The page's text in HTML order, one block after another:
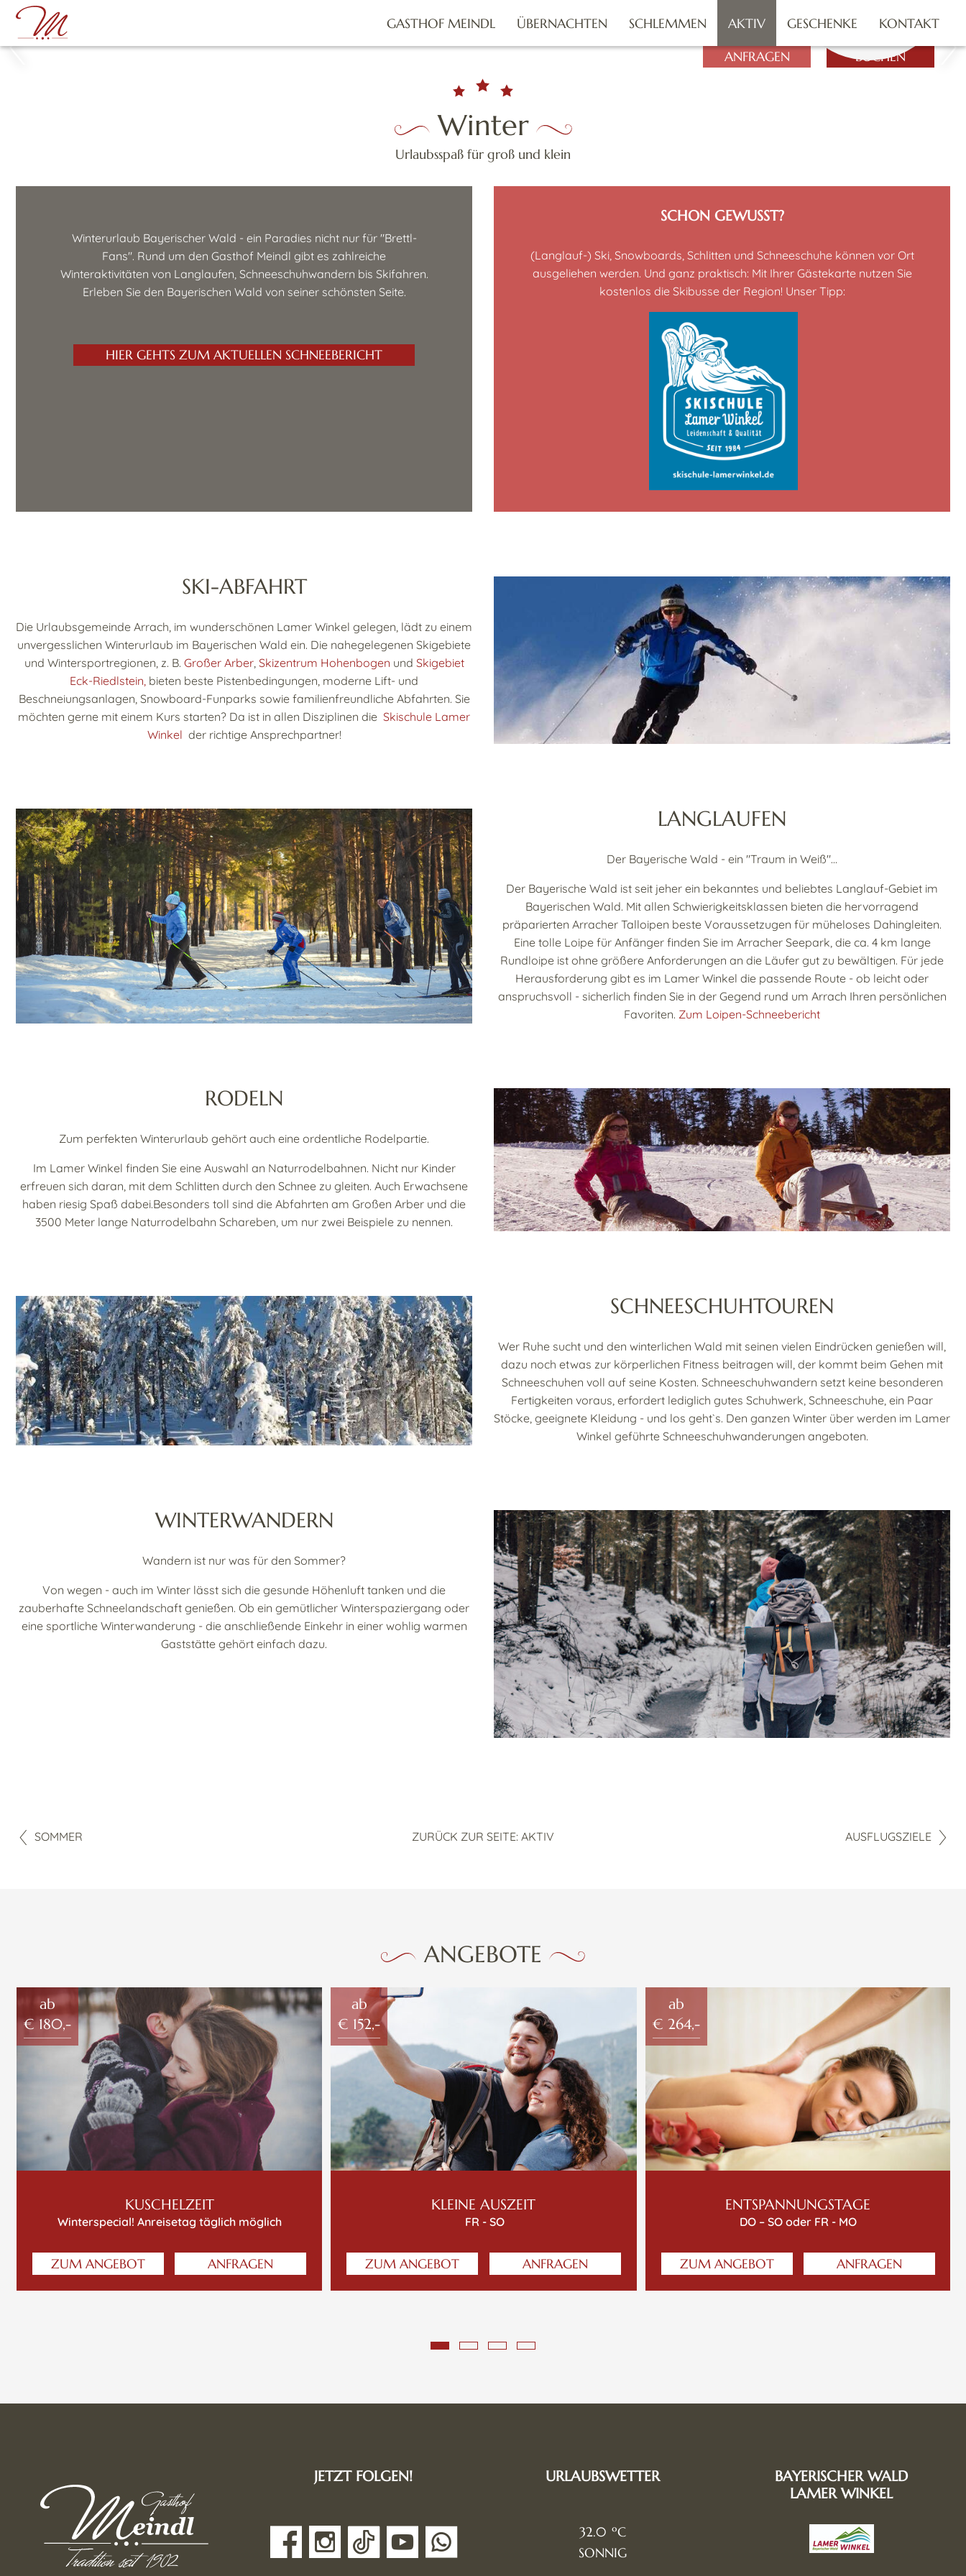
ANFRAGEN BUCHEN
GASTHOF MEINDL ÜBERNACHTEN SCHLEMMEN AKTIV GESCHENKE KONTAKT
MEHR
Winter
Urlaubsspaß für groß und klein
Winterurlaub Bayerischer Wald - ein Paradies nicht nur für "Brettl-
Fans". Rund um den Gasthof Meindl gibt es zahlreiche
Winteraktivitäten von Langlaufen, Schneeschuhwandern bis Skifahren.
Erleben Sie den Bayerischen Wald von seiner schönsten Seite.
HIER GEHTS ZUM AKTUELLEN SCHNEEBERICHT
SCHON GEWUSST?
(Langlauf-) Ski, Snowboards, Schlitten und Schneeschuhe können vor Ort
ausgeliehen werden. Und ganz praktisch: Mit Ihrer Gästekarte nutzen Sie
kostenlos die Skibusse der Region! Unser Tipp:
SKI-ABFAHRT
Die Urlaubsgemeinde Arrach, im wunderschönen Lamer Winkel gelegen, lädt zu einem
unvergesslichen Winterurlaub im Bayerischen Wald ein. Die nahegelegenen Skigebiete
und Wintersportregionen, z. B. Großer Arber, Skizentrum Hohenbogen und Skigebiet
Eck-Riedlstein, bieten beste Pistenbedingungen, moderne Lift- und
Beschneiungsanlagen, Snowboard-Funparks sowie familienfreundliche Abfahrten. Sie
möchten gerne mit einem Kurs starten? Da ist in allen Disziplinen die Skischule Lamer
Winkel der richtige Ansprechpartner!
LANGLAUFEN
Der Bayerische Wald - ein "Traum in Weiß"...
Der Bayerische Wald ist seit jeher ein bekanntes und beliebtes Langlauf-Gebiet im
Bayerischen Wald. Mit allen Schwierigkeitsklassen bieten die hervorragend
präparierten Arracher Talloipen beste Voraussetzugen für müheloses Dahingleiten.
Eine tolle Loipe für Anfänger finden Sie im Arracher Seepark, die ca. 4 km lange
Rundloipe ist ohne größere Anforderungen an die Läufer gut zu bewältigen. Für jede
Herausforderung gibt es im Lamer Winkel die passende Route - ob leicht oder
anspruchsvoll - sicherlich finden Sie in der Gegend rund um Arrach Ihren persönlichen
Favoriten. Zum Loipen-Schneebericht
RODELN
Zum perfekten Winterurlaub gehört auch eine ordentliche Rodelpartie.
Im Lamer Winkel finden Sie eine Auswahl an Naturrodelbahnen. Nicht nur Kinder
erfreuen sich daran, mit dem Schlitten durch den Schnee zu gleiten. Auch Erwachsene
haben riesig Spaß dabei.Besonders toll sind die Abfahrten am Großen Arber und die
3500 Meter lange Naturrodelbahn Schareben, um nur zwei Beispiele zu nennen.
SCHNEESCHUHTOUREN
Wer Ruhe sucht und den winterlichen Wald mit seinen vielen Eindrücken genießen will,
dazu noch etwas zur körperlichen Fitness beitragen will, der kommt beim Gehen mit
Schneeschuhen voll auf seine Kosten. Schneeschuhwandern setzt keine besonderen
Fertigkeiten voraus, erfordert lediglich gutes Schuhwerk, Schneeschuhe, ein Paar
Stöcke, geeignete Kleidung - und los geht`s. Den ganzen Winter über werden im Lamer
Winkel geführte Schneeschuhwanderungen angeboten.
WINTERWANDERN
Wandern ist nur was für den Sommer?
Von wegen - auch im Winter lässt sich die gesunde Höhenluft tanken und die
zauberhafte Schneelandschaft genießen. Ob ein gemütlicher Winterspaziergang oder
eine sportliche Winterwanderung - die anschließende Einkehr in einer wohlig warmen
Gaststätte gehört einfach dazu.
SOMMER ZURÜCK ZUR SEITE: AKTIV AUSFLUGSZIELE
ANGEBOTE
KUSCHELZEIT
Winterspecial! Anreisetag täglich möglich
ab
€ 180,-
ZUM ANGEBOT ANFRAGEN
KLEINE AUSZEIT
FR - SO
ab
€ 152,-
ZUM ANGEBOT ANFRAGEN
ENTSPANNUNGSTAGE
DO – SO oder FR - MO
ab
€ 264,-
ZUM ANGEBOT ANFRAGEN
JETZT FOLGEN! URLAUBSWETTER
32.0
SONNIG
BAYERISCHER WALD
LAMER WINKEL